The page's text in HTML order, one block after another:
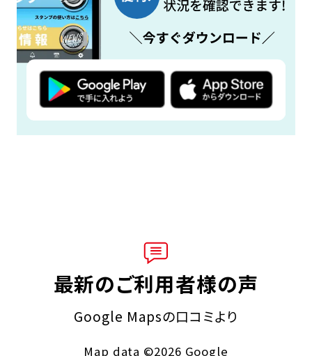
最新のご利用者様の声
Google Mapsの口コミより
Map data ©2026 Google